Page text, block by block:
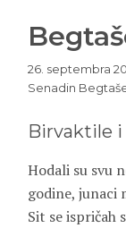
26. septembra
Senadin
Birvaktile i
Hodali su svu
godine, junaci
Sit se ispričah